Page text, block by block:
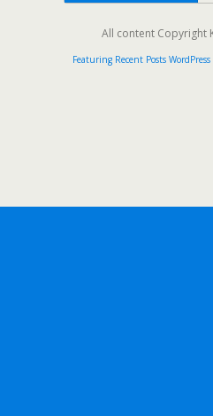
All content Copyright
Featuring Recent Posts